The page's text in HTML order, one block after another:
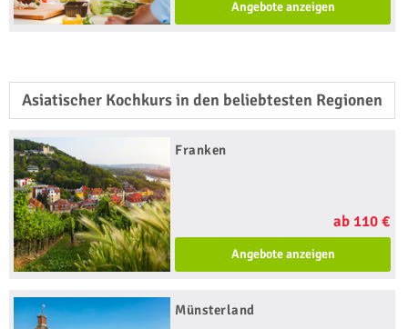
Angebote anzeigen
Asiatischer Kochkurs in den beliebtesten Regionen
Franken
ab 110 €
Angebote anzeigen
Münsterland